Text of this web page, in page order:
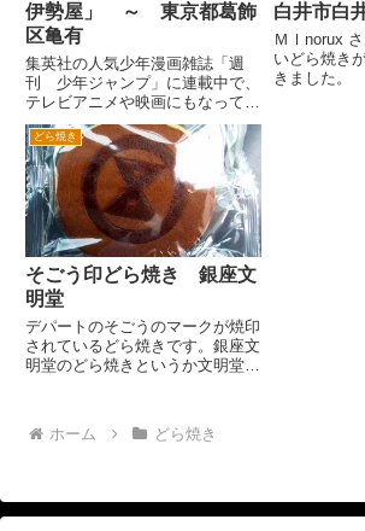
伊勢屋」 ～ 東京都葛飾
区亀有
集英社の人気少年漫画雑誌「週
刊 少年ジャンプ」に連載中で、
テレビアニメや映画にもなって大
人気の秋本 治氏の「こちら葛飾
区亀有公園前派出所」の人気キャ
ラクターである主人公の両津 勘
吉巡査長をモデルにしたどら焼き
を販売しているお店のどら焼き。
...
白井市白
ＭＩnorux
いどら焼き
きました。
どら焼き
そごう印どら焼き 銀座文
明堂
デパートのそごうのマークが焼印
されているどら焼きです。銀座文
明堂のどら焼きというか文明堂で
食品売り場で文明堂の売り場じゃ
なくて催事みたいな感じで銀座文
ホーム どら焼き